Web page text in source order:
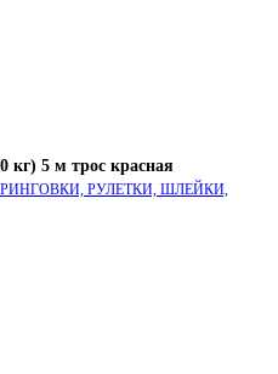
кг) 5 м трос красная
РУЛЕТКИ, ШЛЕЙКИ,